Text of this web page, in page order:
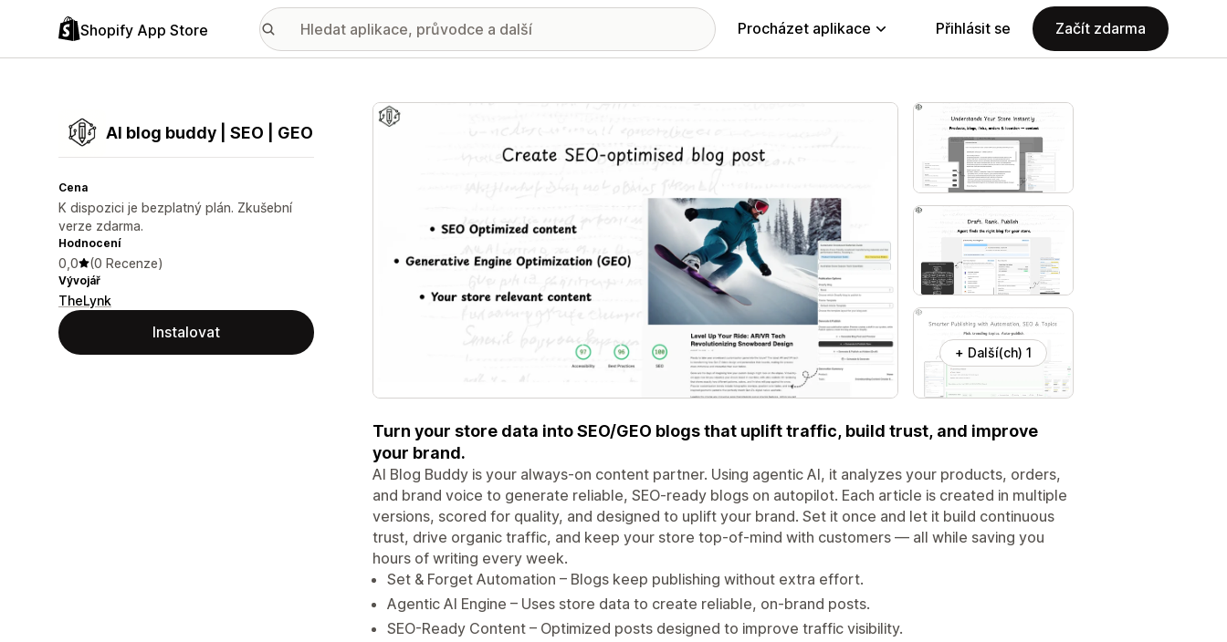
Shopify App Store Procházet aplikace Přihlásit se Začít zdarma
AI blog buddy | SEO | GEO
Cena
K dispozici je bezplatný plán. Zkušební
verze zdarma.
Hodnocení
0,0 (0 Recenze)
Vývojář
TheLynk
Instalovat
Galerie propagovaných obrázků
+ Další(ch) 1
Turn your store data into SEO/GEO blogs that uplift traffic, build trust, and improve
your brand.
AI Blog Buddy is your always-on content partner. Using agentic AI, it analyzes your products, orders,
and brand voice to generate reliable, SEO-ready blogs on autopilot. Each article is created in multiple
versions, scored for quality, and designed to uplift your brand. Set it once and let it build continuous
trust, drive organic traffic, and keep your store top-of-mind with customers — all while saving you
hours of writing every week.
Set & Forget Automation – Blogs keep publishing without extra effort.
Agentic AI Engine – Uses store data to create reliable, on-brand posts.
SEO-Ready Content – Optimized posts designed to improve traffic visibility.